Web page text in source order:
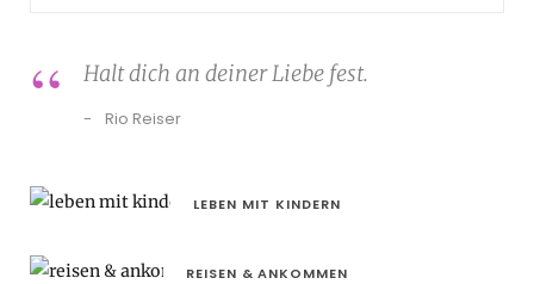
Halt dich an deiner Liebe fest.
Rio Reiser
LEBEN MIT KINDERN
REISEN & ANKOMMEN